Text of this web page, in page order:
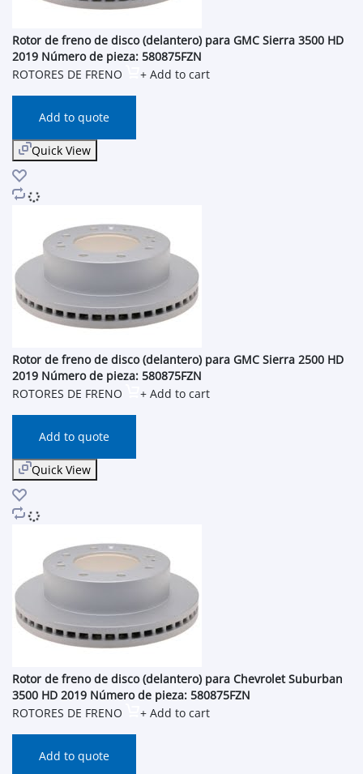
Rotor de freno de disco (delantero) para GMC Sierra 3500 HD
2019 Número de pieza: 580875FZN
ROTORES DE FRENO
+ Add to cart
Add to quote
Quick View
Rotor de freno de disco (delantero) para GMC Sierra 2500 HD
2019 Número de pieza: 580875FZN
ROTORES DE FRENO
+ Add to cart
Add to quote
Quick View
Rotor de freno de disco (delantero) para Chevrolet Suburban
3500 HD 2019 Número de pieza: 580875FZN
ROTORES DE FRENO
+ Add to cart
Add to quote